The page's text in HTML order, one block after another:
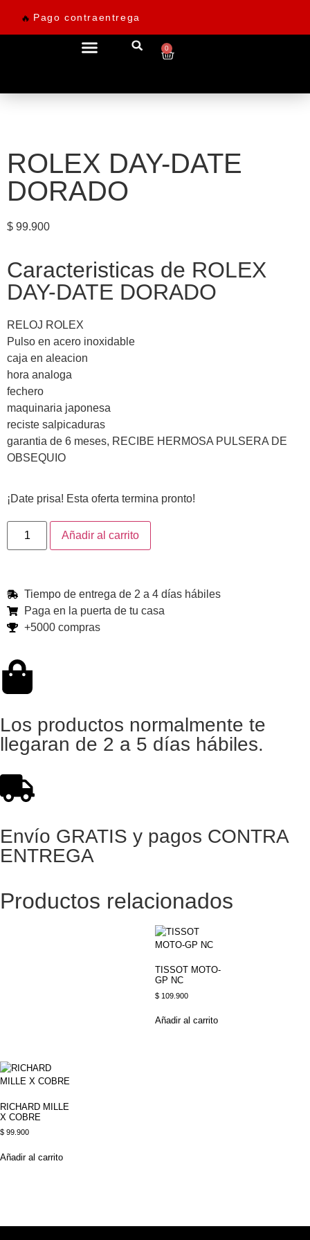
🔥 Pago contraentrega
0
ROLEX DAY-DATE
DORADO
$ 99.900
Caracteristicas de ROLEX
DAY-DATE DORADO
RELOJ ROLEX
Pulso en acero inoxidable
caja en aleacion
hora analoga
fechero
maquinaria japonesa
reciste salpicaduras
garantia de 6 meses, RECIBE HERMOSA PULSERA DE
OBSEQUIO
¡Date prisa! Esta oferta termina pronto!
Añadir al carrito
Tiempo de entrega de 2 a 4 días hábiles
Paga en la puerta de tu casa
+5000 compras
Los productos normalmente te
llegaran de 2 a 5 días hábiles.
Envío GRATIS y pagos CONTRA
ENTREGA
Productos relacionados
TISSOT MOTO-
GP NC
$ 109.900
Añadir al carrito
RICHARD MILLE
X COBRE
$ 99.900
Añadir al carrito